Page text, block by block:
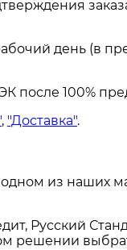
день (в
после 100%
, "Доставка".
из наших
Русский
решении